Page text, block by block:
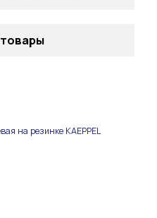
на резинке KAEPPEL